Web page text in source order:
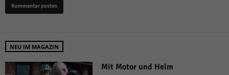
NEU IM MAGAZIN
Mit Motor und Helm